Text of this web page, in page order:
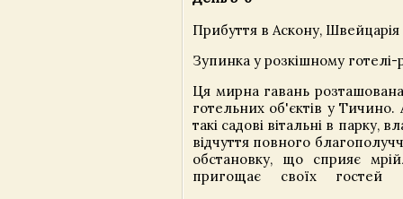
Прибуття в Аскону, Швейцарія
Зупинка у розкішному готелі-
Ця мирна гавань
готельних об'єктів у Тичино.
такі садові вітальні в парку,
відчуття повного
обстановку, що сприяє
пригощає своїх гостей